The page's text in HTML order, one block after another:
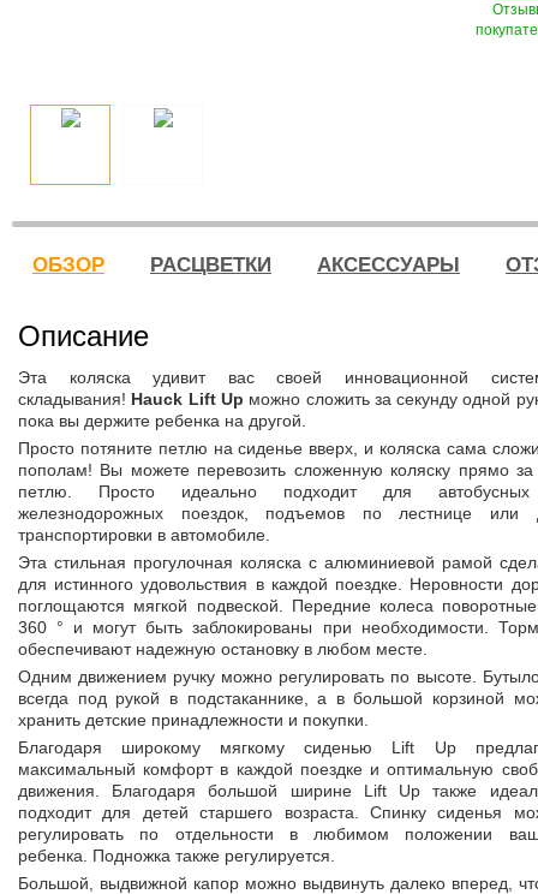
ОБЗОР РАСЦВЕТКИ АКСЕССУАРЫ
Описание
Эта коляска удивит вас своей инновационной
складывания! Hauck Lift Up можно сложить за секунду одной
пока вы держите ребенка на другой.
Просто потяните петлю на сиденье вверх, и коляска сама
пополам! Вы можете перевозить сложенную коляску прямо за
петлю. Просто идеально подходит для
железнодорожных поездок, подъемов по лестнице или
транспортировки в автомобиле.
Эта стильная прогулочная коляска с алюминиевой рамой
для истинного удовольствия в каждой поездке. Неровности
поглощаются мягкой подвеской. Передние колеса
360 ° и могут быть заблокированы при необходимости.
обеспечивают надежную остановку в любом месте.
Одним движением ручку можно регулировать по высоте.
всегда под рукой в подстаканнике, а в большой корзиной
хранить детские принадлежности и покупки.
Благодаря широкому мягкому сиденью Lift Up
максимальный комфорт в каждой поездке и оптимальную
движения. Благодаря большой ширине Lift Up также
подходит для детей старшего возраста. Спинку сиденья
регулировать по отдельности в любимом положении
ребенка. Подножка также регулируется.
Большой, выдвижной капор можно выдвинуть далеко вперед,